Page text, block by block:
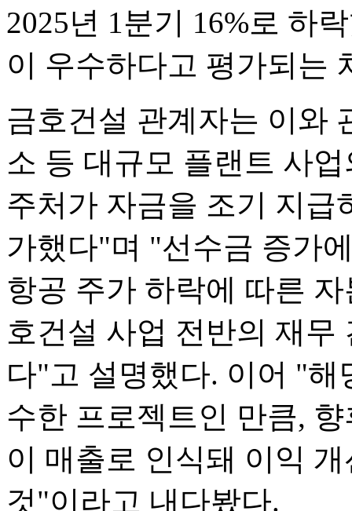
2025년 1분기 16%로 하
이 우수하다고 평가되는
금호건설 관계자는 이와
소 등 대규모 플랜트 사
주처가 자금을 조기 지급
가했다"며 "선수금 증가
항공 주가 하락에 따른
호건설 사업 전반의 재무
다"고 설명했다. 이어 "
수한 프로젝트인 만큼,
이 매출로 인식돼 이익
것"이라고 내다봤다.